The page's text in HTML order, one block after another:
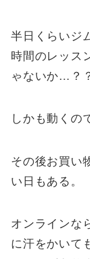
半日くらいジ
時間のレッス
ゃないか…？
しかも動くの
その後お買い
い日もある。
オンラインな
に汗をかいて